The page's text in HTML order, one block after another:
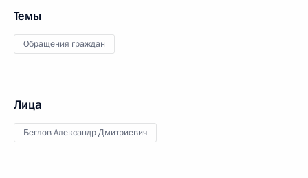
Темы
Обращения граждан
Лица
Беглов Александр Дмитриевич